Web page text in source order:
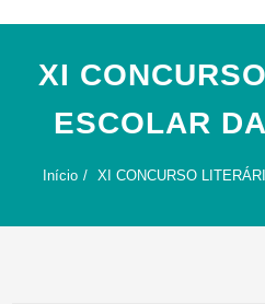
XI
ESCOLAR
Início XI CONCURSO